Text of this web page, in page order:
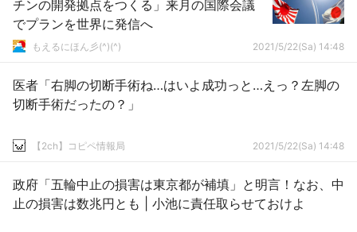
チンの開発拠点をつくる」来月の国際会議
でプランを世界に発信へ
もえるにほん彡(^)(^) 2021/5/22(Sa) 14:48
医者「右脚の切断手術ね…はいよ成功っと…えっ？左脚の
切断手術だったの？」
【2ch】コピペ情報局 2021/5/22(Sa) 14:48
政府「五輪中止の損害は東京都が補填」と明言！なお、中
止の損害は数兆円とも | 小池に責任取らせておけよ